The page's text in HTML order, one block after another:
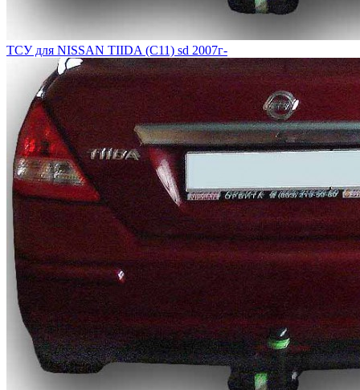
ТСУ для NISSAN TIIDA (C11) sd 2007г-